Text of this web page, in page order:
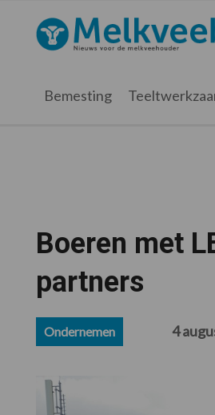
hoofdnavigatie
hoofd
eerste
voettekst
Melkveebedrijf.nl
Bemesting
Boeren met
partners
Ondernemen 4